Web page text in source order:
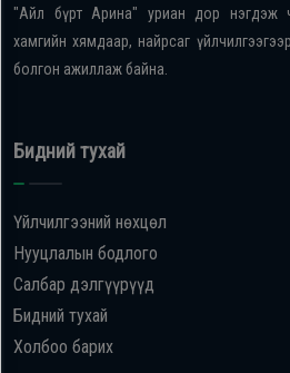
"Айл бүрт Арина" уриан дор нэгдэж
хамгийн хямдаар, найрсаг
болгон ажиллаж байна.
Бидний тухай
Үйлчилгээний нөхцөл
Нууцлалын бодлого
Салбар дэлгүүрүүд
Бидний тухай
Холбоо барих